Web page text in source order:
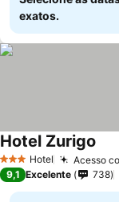
exatos.
3 EstrelasHotel Acesso
Hotel Zurigo
9,1 Excelente 738